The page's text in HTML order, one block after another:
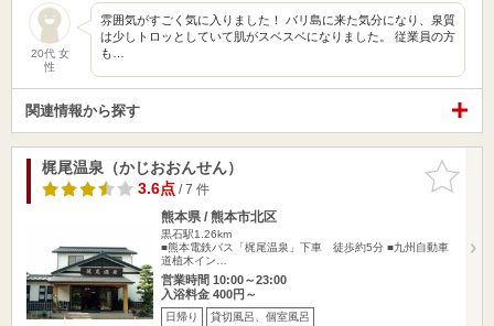
20代 女
性
雰囲気がすごく気に入りました！ バリ島に来た気分になり、泉質
は少しトロッとしていて肌がスベスベになりました。 従業員の方
も…
関連情報から探す
お気に入
りに追加
梶尾温泉（かじおおんせん）
3.6点/ 7 件
熊本県 / 熊本市北区
黒石駅1.26km
■熊本電鉄バス「梶尾温泉」下車 徒歩約5分 ■九州自動車
道植木イン…
営業時間 10:00～23:00
入浴料金 400円～
日帰り 貸切風呂、個室風呂